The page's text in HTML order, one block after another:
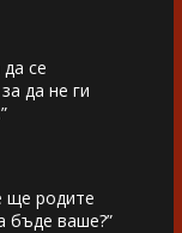
се
да не ги
ще родите
бъде ваше?”